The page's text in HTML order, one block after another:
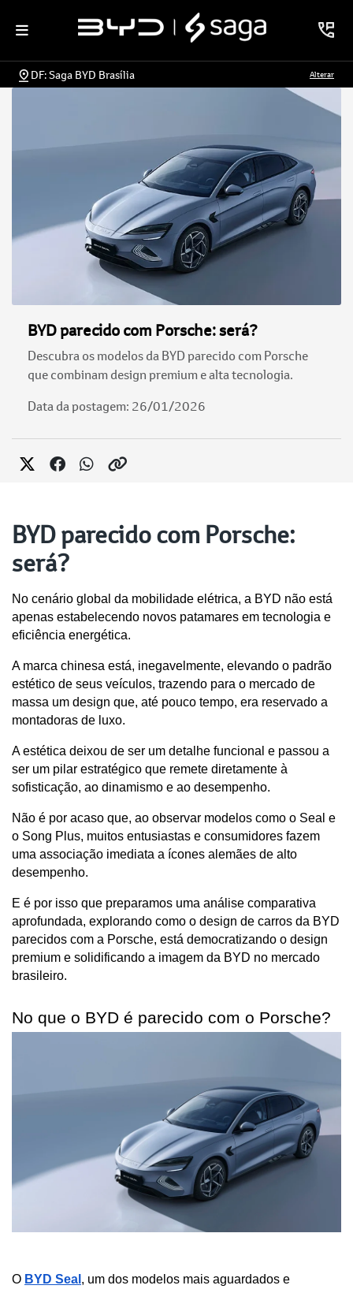
DF: Saga BYD Brasília Alterar
BYD parecido com Porsche: será?
Descubra os modelos da BYD parecido com Porsche
que combinam design premium e alta tecnologia.
Data da postagem: 26/01/2026
BYD parecido com Porsche:
será?
No cenário global da mobilidade elétrica, a BYD não está
apenas estabelecendo novos patamares em tecnologia e
eficiência energética.
A marca chinesa está, inegavelmente, elevando o padrão
estético de seus veículos, trazendo para o mercado de
massa um design que, até pouco tempo, era reservado a
montadoras de luxo.
A estética deixou de ser um detalhe funcional e passou a
ser um pilar estratégico que remete diretamente à
sofisticação, ao dinamismo e ao desempenho.
Não é por acaso que, ao observar modelos como o Seal e
o Song Plus, muitos entusiastas e consumidores fazem
uma associação imediata a ícones alemães de alto
desempenho.
E é por isso que preparamos uma análise comparativa
aprofundada, explorando como o design de carros da BYD
parecidos com a Porsche, está democratizando o design
premium e solidificando a imagem da BYD no mercado
brasileiro.
No que o BYD é parecido com o Porsche?
O BYD Seal , um dos modelos mais aguardados e